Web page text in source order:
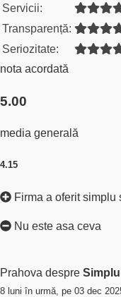
Servicii:
Transparență:
Seriozitate:
nota acordată
5.00
media generală
4.15
Firma a oferit simplu
Nu este asa ceva
Prahova despre
8 luni în urmă, pe 03 dec